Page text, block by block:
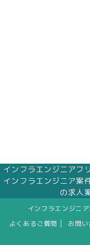
インフラエンジニアフ
インフラエンジニア案
の求人
インフラエンジニ
よくあるご質問 お問い